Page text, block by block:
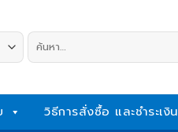
ค้นหา:
วิธีการสั่งซื้อ และชำระเงิน